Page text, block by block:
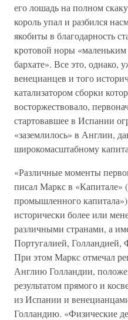
его лошадь на полном
король упал и разбился
якобиты в благодарность
кротовой норы
бархате». Все это, однако,
венецианцев и того
катализатором сборки
восторжествовало,
стартовавшее в Испании
«заземлилось» в Англии,
широкомасштабному
«Различные моменты
писал Маркс в «Капитале»
промышленного
исторически более или
различными странами, а
Португалией,
При этом Маркс отмечал
Англию Голландии,
результатом прямого и
из Испании и
Голландию. «Физические